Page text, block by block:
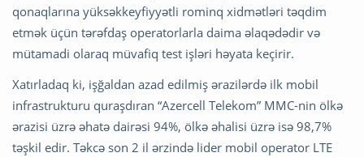
qonaqlarına yüksəkkeyfiyyətli rominq xidmətləri təqdim
etmək üçün tərəfdaş operatorlarla daima əlaqədədir və
mütamadi olaraq müvafiq test işləri həyata keçirir.
Xatırladaq ki, işğaldan azad edilmiş ərazilərdə ilk mobil
infrastrukturu quraşdıran “Azercell Telekom” MMC-nin ölkə
ərazisi üzrə əhatə dairəsi 94%, ölkə əhalisi üzrə isə 98,7%
təşkil edir. Təkcə son 2 il ərzində lider mobil operator LTE